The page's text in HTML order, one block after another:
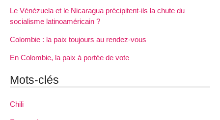
Le Vénézuela et le Nicaragua précipitent-ils la chute du
socialisme latinoaméricain ?
Colombie : la paix toujours au rendez-vous
En Colombie, la paix à portée de vote
Mots-clés
Chili